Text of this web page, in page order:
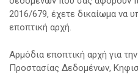
2016/679, έχετε δικαίωμα να
εποπτική αρχή.
Αρμόδια εποπτική αρχή για
Προστασίας Δεδομένων,